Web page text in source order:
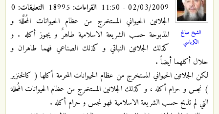
الشيخ صالح
الكرباسي
02/03/2009 - 11:50 القراءات: التعليقات:
الجلاتين الحيواني المستخرج من عظام الحيوانات المُحلَّلة و
المذبوحة حسب الشريعة الاسلامية طاهرٌ و يجوز أكله . و
كذلك الجلاتين النباتي و كذلك الصناعي فهما طاهران و
حلال أكلهما أيضاً .
لكن الجلاتين الحيواني المستخرج من عظام الحيوانات المحرمة أكلها ( كالخنزير
) نجس و حرام أكله ، و كذلك الجلاتين المستخرج من عظام الحيوانات المُحللة
التي لم تذبح حسب الشريعة الاسلامية فهو نجس و حرام أكله .